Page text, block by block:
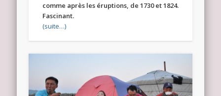
comme après les éruptions, de 1730 et 1824.
Fascinant.
(suite…)